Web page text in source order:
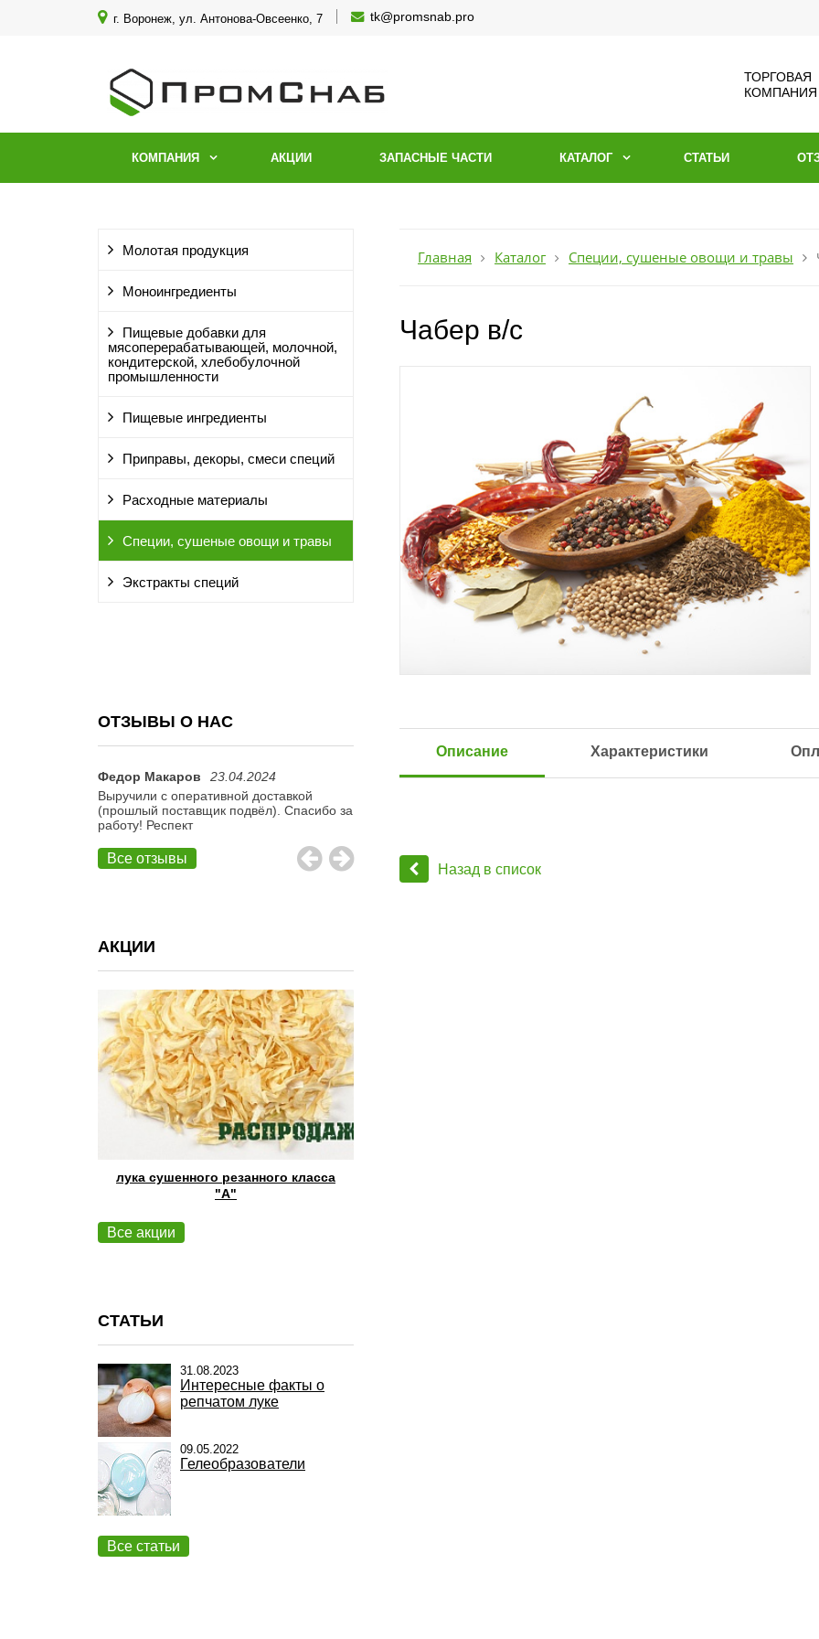
г. Воронеж, ул. Антонова-Овсеенко, 7 tk@promsnab.pro
ТОРГОВАЯ
КОМПАНИЯ
КОМПАНИЯ АКЦИИ ЗАПАСНЫЕ ЧАСТИ КАТАЛОГ СТАТЬИ
Молотая продукция
Моноингредиенты
Пищевые добавки для
мясоперерабатывающей, молочной,
кондитерской, хлебобулочной
промышленности
Пищевые ингредиенты
Приправы, декоры, смеси специй
Расходные материалы
Специи, сушеные овощи и травы
Экстракты специй
ОТЗЫВЫ О НАС
Федор Макаров
23.04.2024
Выручили с оперативной доставкой
(прошлый поставщик подвёл). Спасибо за
работу! Респект
Ирина Л.Д.
07.02.2024
Наталья Пришвина
12.12.2023
Все отзывы
АКЦИИ
лука сушенного резанного класса
"А"
Все акции
СТАТЬИ
31.08.2023
Интересные факты о
репчатом луке
09.05.2022
Гелеобразователи
Все статьи
Главная Каталог Специи, сушеные овощи и травы
Чабер в/с
Описание Характеристики
Назад в список